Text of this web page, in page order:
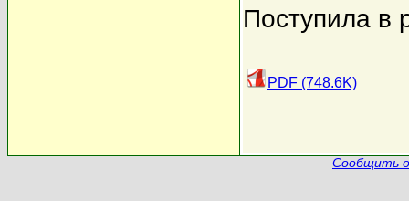
Поступила в
PDF (748.6K)
Сообщить о